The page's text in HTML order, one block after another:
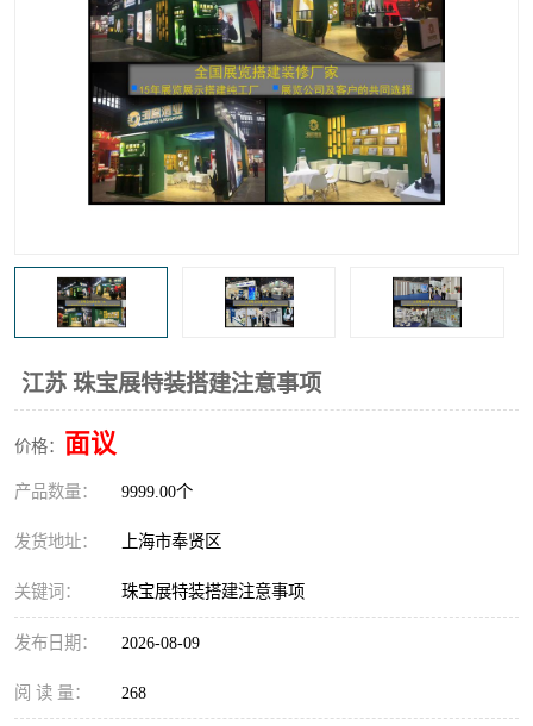
江苏 珠宝展特装搭建注意事项
价格： 面议
产品数量： 9999.00个
发货地址： 上海市奉贤区
关键词： 珠宝展特装搭建注意事项
发布日期： 2026-08-09
阅 读 量： 268